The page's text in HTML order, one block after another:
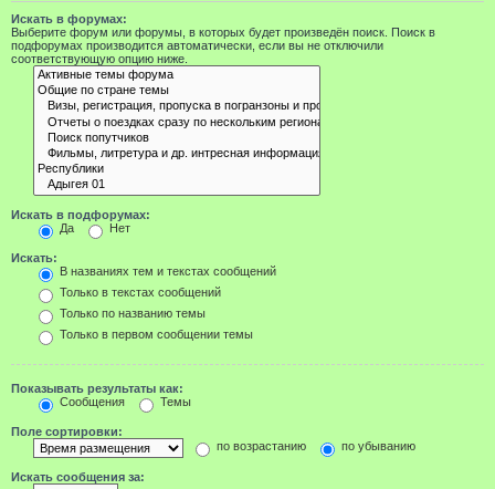
Искать в форумах:
Выберите форум или форумы, в которых будет произведён поиск. Поиск в
подфорумах производится автоматически, если вы не отключили
соответствующую опцию ниже.
Искать в подфорумах:
Да
Нет
Искать:
В названиях тем и текстах сообщений
Только в текстах сообщений
Только по названию темы
Только в первом сообщении темы
Показывать результаты как:
Сообщения
Темы
Поле сортировки:
по возрастанию
по убыванию
Искать сообщения за: